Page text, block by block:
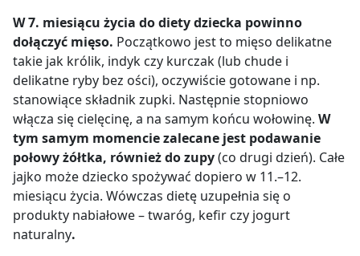
W 7. miesiącu życia do diety dziecka powinno
dołączyć mięso. Początkowo jest to mięso delikatne
takie jak królik, indyk czy kurczak (lub chude i
delikatne ryby bez ości), oczywiście gotowane i np.
stanowiące składnik zupki. Następnie stopniowo
włącza się cielęcinę, a na samym końcu wołowinę. W
tym samym momencie zalecane jest podawanie
połowy żółtka, również do zupy(co drugi dzień). Całe
jajko może dziecko spożywać dopiero w 11.–12.
miesiącu życia. Wówczas dietę uzupełnia się o
produkty nabiałowe – twaróg, kefir czy jogurt
naturalny.